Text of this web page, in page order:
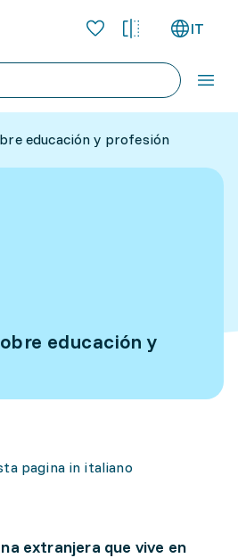
IT
educación y profesión
educación y
pagina in italiano
extranjera que vive en